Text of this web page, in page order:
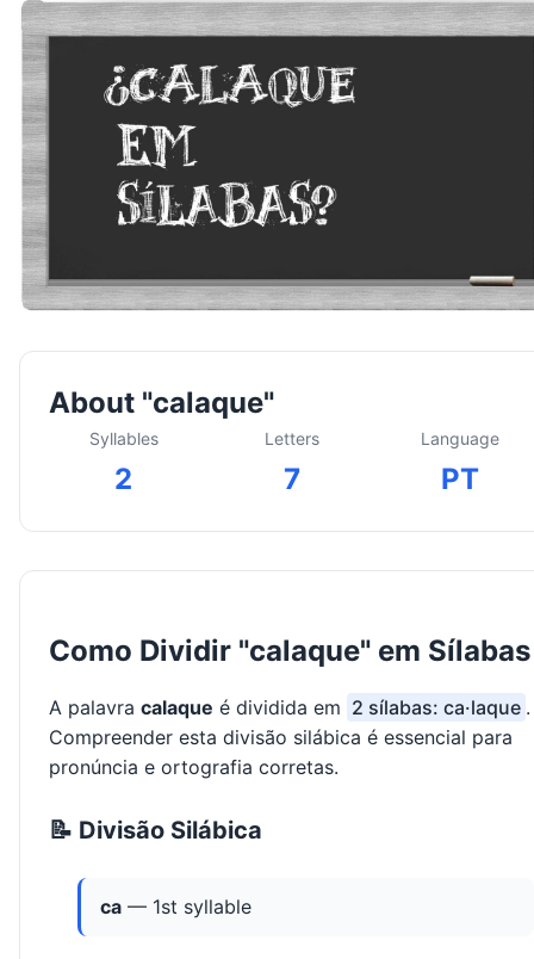
About "calaque"
Syllables
2
Letters
7
Language
PT
Como Dividir "calaque" em Sílabas
A palavra calaque é dividida em 2 sílabas: ca·laque .
Compreender esta divisão silábica é essencial para
pronúncia e ortografia corretas.
📝 Divisão Silábica
ca — 1st syllable